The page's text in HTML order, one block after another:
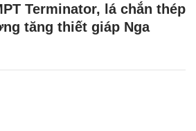
Terminator, lá chắn thép
tăng thiết giáp Nga